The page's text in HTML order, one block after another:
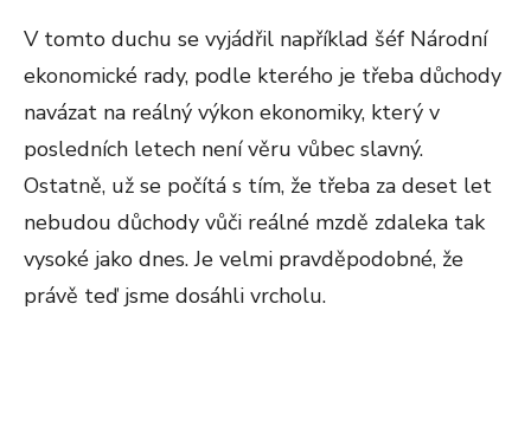
V tomto duchu se vyjádřil například šéf Národní
ekonomické rady, podle kterého je třeba důchody
navázat na reálný výkon ekonomiky, který v
posledních letech není věru vůbec slavný.
Ostatně, už se počítá s tím, že třeba za deset let
nebudou důchody vůči reálné mzdě zdaleka tak
vysoké jako dnes. Je velmi pravděpodobné, že
právě teď jsme dosáhli vrcholu.